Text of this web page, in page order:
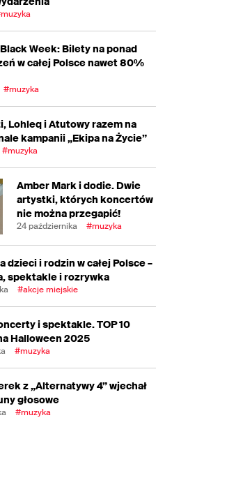
Week: Bilety na ponad
w całej Polsce nawet 80%
#muzyka
Lohleq i Atutowy razem na
kampanii „Ekipa na Życie”
#muzyka
Amber Mark i dodie. Dwie
artystki, których koncertów
nie można przegapić!
24 października #muzyka
dzieci i rodzin w całej Polsce –
spektakle i rozrywka
#akcje miejskie
i spektakle. TOP 10
Halloween 2025
#muzyka
z „Alternatywy 4” wjechał
głosowe
#muzyka